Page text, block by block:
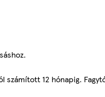
számított 12 hónapig.